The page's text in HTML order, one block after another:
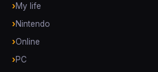
My life
Nintendo
Online
PC